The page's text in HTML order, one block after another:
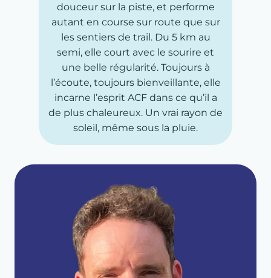
douceur sur la piste, et performe
autant en course sur route que sur
les sentiers de trail. Du 5 km au
semi, elle court avec le sourire et
une belle régularité. Toujours à
l’écoute, toujours bienveillante, elle
incarne l’esprit ACF dans ce qu’il a
de plus chaleureux. Un vrai rayon de
soleil, même sous la pluie.